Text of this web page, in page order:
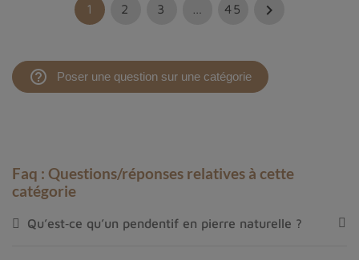
1 2 3 45 
help_outline Poser une question sur une catégorie
Faq : Questions/réponses relatives à cette
catégorie
Qu’est‑ce qu’un pendentif en pierre naturelle ?